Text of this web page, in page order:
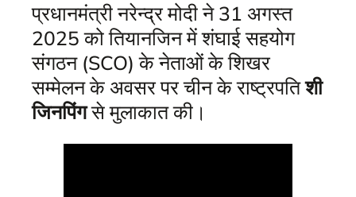
प्रधानमंत्री नरेन्द्र मोदी ने 31 अगस्त
2025 को तियानजिन में शंघाई सहयोग
संगठन (SCO) के नेताओं के शिखर
सम्मेलन के अवसर पर चीन के राष्ट्रपतिशी
जिनपिंगसे मुलाकात की।